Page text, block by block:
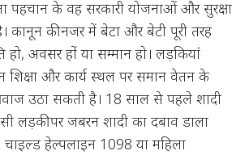
पहचान के वह सरकारी योजनाओं और सुरक्षा
कानून की नजर में बेटा और बेटी पूरी तरह
हो, अवसर हों या सम्मान हो। लड़कियां
और कार्य स्थल पर समान वेतन के
उठा सकती है। 18 साल से पहले शादी
लड़की पर जबरन शादी का दबाव डाला
हेल्पलाइन 1098 या महिला